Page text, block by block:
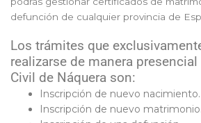
defunción de cualquier provincia de
Los trámites que
realizarse de manera
Civil de Náquera son:
Inscripción de nuevo nacimiento.
Inscripción de nuevo matrimonio.